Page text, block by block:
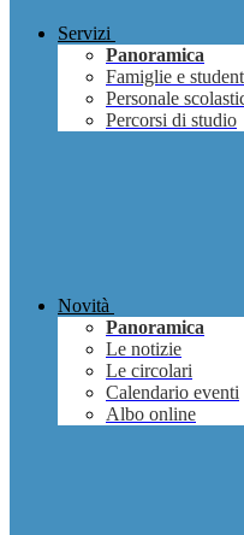
Servizi
Panoramica
Famiglie e
Personale
Percorsi di studio
Novità
Panoramica
Le notizie
Le circolari
Calendario eventi
Albo online